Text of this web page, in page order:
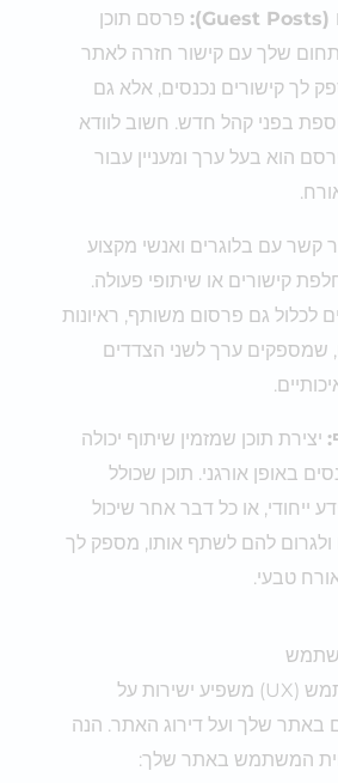
פרסם תוכן
שלך עם קישור חזרה לאתר
קישורים נכנסים, אלא גם
בפני קהל חדש. חשוב לוודא
בעל ערך ומעניין עבור
עם בלוגרים ואנשי מקצוע
או שיתופי פעולה.
גם פרסום משותף, ראיונות
ערך לשני הצדדים
תוכן שמזמין שיתוף יכולה
אורגני. תוכן שכולל
או כל דבר אחר שיכול
להם לשתף אותו, מספק לך
טבעי.
שיפור חווית המשתמש (UX) משפיע ישירות על
שלך ועל דירוג האתר. הנה
באתר שלך: